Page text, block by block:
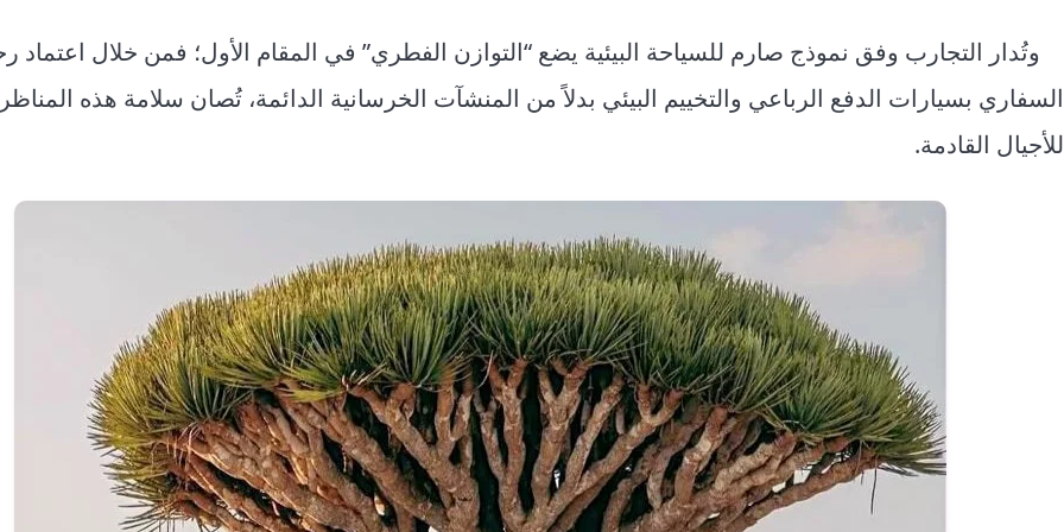
وتُدار التجارب وفق نموذج صارم للسياحة البيئية يضع “التوازن الفطري” في المقام الأول؛ فمن خلال اعتماد
السفاري بسيارات الدفع الرباعي والتخييم البيئي بدلاً من المنشآت الخرسانية الدائمة، تُصان سلامة هذه المناظر
للأجيال القادمة.